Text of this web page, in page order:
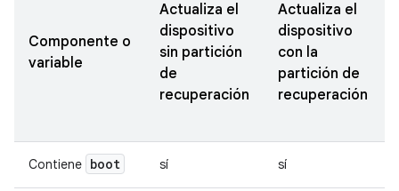
Componente o
variable
Actualiza el
dispositivo
sin partición
de
recuperación
Actualiza el
dispositivo
con la
partición de
recuperación
Contiene boot sí sí